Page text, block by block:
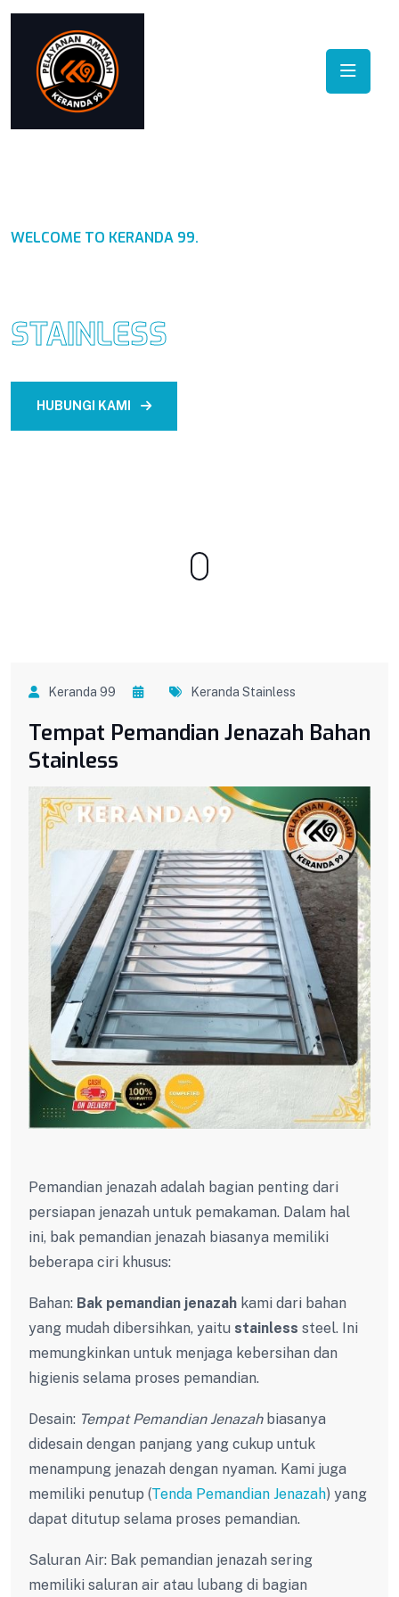
WELCOME TO KERANDA 99.
STAINLESS
HUBUNGI KAMI
Keranda 99 Keranda Stainless
Tempat Pemandian Jenazah Bahan
Stainless
Pemandian jenazah adalah bagian penting dari
persiapan jenazah untuk pemakaman. Dalam hal
ini, bak pemandian jenazah biasanya memiliki
beberapa ciri khusus:
Bahan: Bak pemandian jenazah kami dari bahan
yang mudah dibersihkan, yaitu stainless steel. Ini
memungkinkan untuk menjaga kebersihan dan
higienis selama proses pemandian.
Desain: Tempat Pemandian Jenazahbiasanya
didesain dengan panjang yang cukup untuk
menampung jenazah dengan nyaman. Kami juga
memiliki penutup (Tenda Pemandian Jenazah) yang
dapat ditutup selama proses pemandian.
Saluran Air: Bak pemandian jenazah sering
memiliki saluran air atau lubang di bagian